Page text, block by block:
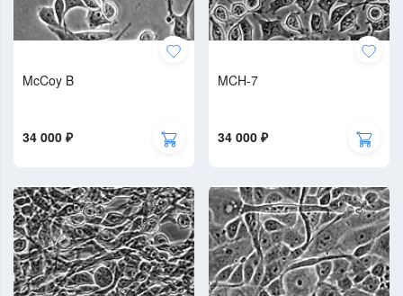
McCoy B
34 000 ₽
MCH-7
34 000 ₽